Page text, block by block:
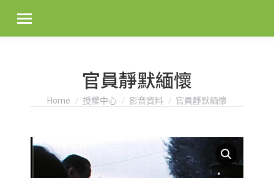
官員靜默緬懷
You are here:
Home 授權中心 影音資料 官員靜默緬懷